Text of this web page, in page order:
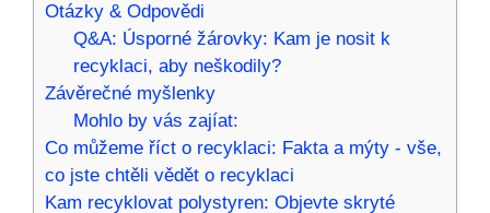
Otázky & Odpovědi
Q&A: Úsporné žárovky: Kam je nosit k
recyklaci, aby neškodily?
Závěrečné myšlenky
Mohlo by vás zajíat:
Co můžeme říct o recyklaci: Fakta a mýty - vše,
co jste chtěli vědět o recyklaci
Kam recyklovat polystyren: Objevte skryté